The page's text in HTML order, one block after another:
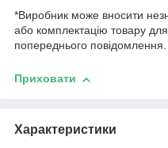
*Виробник може вносити
або комплектацію товару
попереднього повідомлення.
Приховати
Характеристики